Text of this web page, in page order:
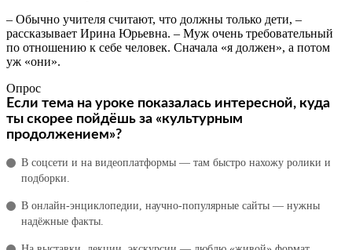
– Обычно учителя считают, что должны только дети, –
рассказывает Ирина Юрьевна. – Муж очень требовательный
по отношению к себе человек. Сначала «я должен», а потом
уж «они».
Опрос
Если тема на уроке показалась интересной, куда
ты скорее пойдёшь за «культурным
продолжением»?
В соцсети и на видеоплатформы — там быстро нахожу ролики и
подборки.
В онлайн‑энциклопедии, научно‑популярные сайты — нужны
надёжные факты.